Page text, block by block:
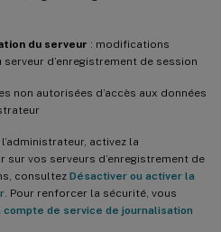
du serveur : modifications
d’enregistrement de session
non autorisées d’accès aux données
activez la
sur vos serveurs d’enregistrement de
consultez Désactiver ou activer la
. Pour renforcer la sécurité, vous
de service de journalisation